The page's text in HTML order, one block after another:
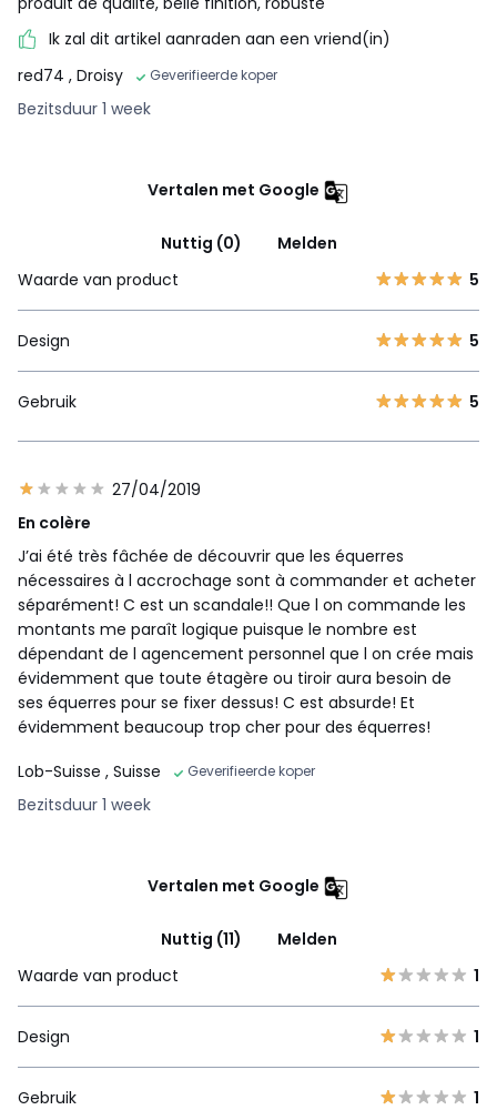
Ik zal dit artikel aanraden aan een vriend(in)
red74 , Droisy Geverifieerde koper
Bezitsduur 1 week
Vertalen met Google
Nuttig (0)
Melden
Waarde van product
5
Design 5
Gebruik 5
27/04/2019
En colère
J’ai été très fâchée de découvrir que les équerres
nécessaires à l accrochage sont à commander et acheter
séparément! C est un scandale!! Que l on commande les
montants me paraît logique puisque le nombre est
dépendant de l agencement personnel que l on crée mais
évidemment que toute étagère ou tiroir aura besoin de
ses équerres pour se fixer dessus! C est absurde! Et
évidemment beaucoup trop cher pour des équerres!
Lob-Suisse , Suisse Geverifieerde koper
Bezitsduur 1 week
Vertalen met Google
Nuttig (11)
Melden
Waarde van product
1
Design 1
Gebruik 1